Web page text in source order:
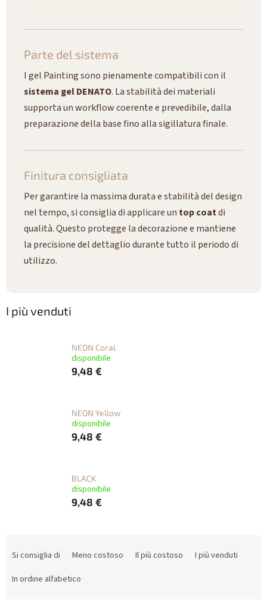
Parte del sistema
I gel Painting sono pienamente compatibili con il
sistema gel DENATO. La stabilità dei materiali
supporta un workflow coerente e prevedibile, dalla
preparazione della base fino alla sigillatura finale.
Finitura consigliata
Per garantire la massima durata e stabilità del design
nel tempo, si consiglia di applicare un top coatdi
qualità. Questo protegge la decorazione e mantiene
la precisione del dettaglio durante tutto il periodo di
utilizzo.
I più venduti
NEON Coral
disponibile
9,48 €
NEON Yellow
disponibile
9,48 €
BLACK
disponibile
9,48 €
Si consiglia di Meno costoso Il più costoso
I più venduti
In ordine alfabetico